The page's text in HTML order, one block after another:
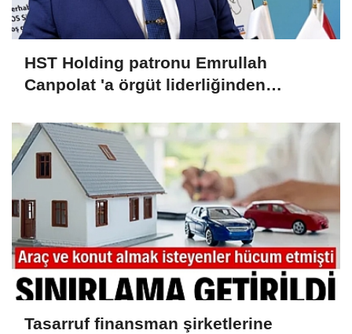
HST Holding patronu Emrullah
Canpolat 'a örgüt liderliğinden
malvarlığına el konuldu
Tasarruf finansman şirketlerine